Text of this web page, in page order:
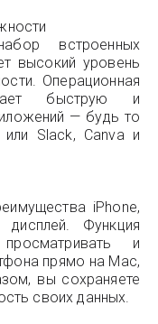
встроенных
высокий уровень
Операционная
быструю и
— будь то
Slack, Canva и
iPhone,
Функция
и
прямо на Mac,
вы сохраняете
своих данных.